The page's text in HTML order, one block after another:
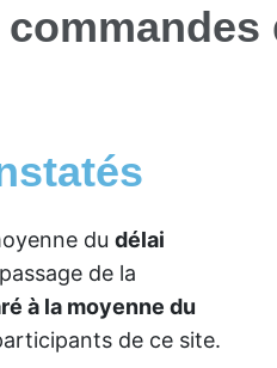
du délai
de la
à la moyenne du
de ce site.